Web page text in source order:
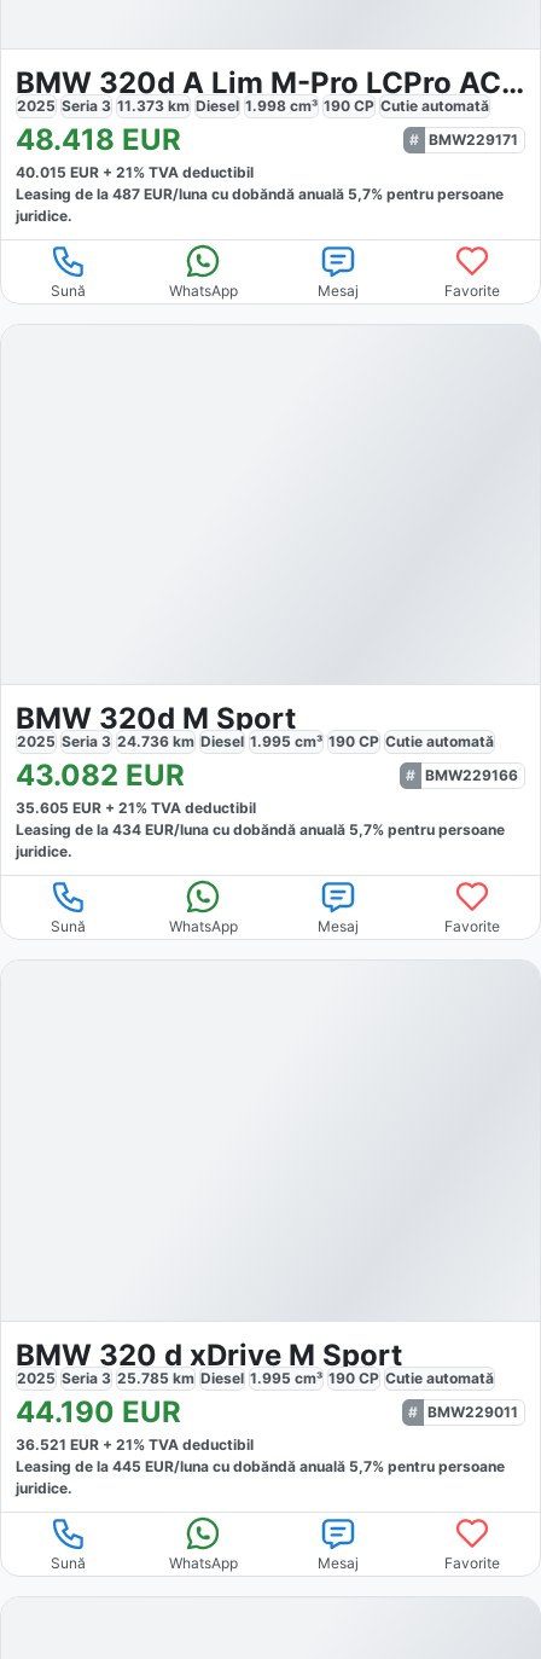
BMW 320d A Lim M-Pro LCPro ACC HUD 360 KlimaA 18 LM
2025 Seria 3 11.373 km Diesel 1.998 cm³ 190 CP Cutie automată
48.418 EUR
BMW229171
40.015 EUR + 21% TVA deductibil
Leasing de la 487 EUR/luna cu dobăndă anuală 5,7% pentru persoane
juridice.
Sună WhatsApp Mesaj Favorite
BMW 320d M Sport
2025 Seria 3 24.736 km Diesel 1.995 cm³ 190 CP Cutie automată
43.082 EUR
BMW229166
35.605 EUR + 21% TVA deductibil
Leasing de la 434 EUR/luna cu dobăndă anuală 5,7% pentru persoane
juridice.
Sună WhatsApp Mesaj Favorite
BMW 320 d xDrive M Sport
2025 Seria 3 25.785 km Diesel 1.995 cm³ 190 CP Cutie automată
44.190 EUR
BMW229011
36.521 EUR + 21% TVA deductibil
Leasing de la 445 EUR/luna cu dobăndă anuală 5,7% pentru persoane
juridice.
Sună WhatsApp Mesaj Favorite